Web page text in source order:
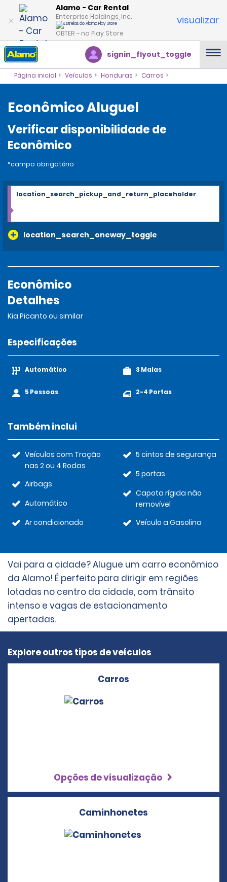
Alamo - Car Rental
Enterprise Holdings, Inc.
OBTER – na Play Store
visualizar
signin_flyout_toggle
Página inicial Veículos Honduras Carros
Econômico Aluguel
Verificar disponibilidade de
Econômico
*campo obrigatório
location_search_oneway_toggle
location_search_pickup_and_return_placeholder
Econômico
Detalhes
Kia Picanto ou similar
Especificações
Automático
5 Pessoas
3 Malas
2-4 Portas
Também inclui
Veículos com Tração
nas 2 ou 4 Rodas
Airbags
Automático
Ar condicionado
5 cintos de segurança
5 portas
Capota rígida não
removível
Veículo a Gasolina
Vai para a cidade? Alugue um carro econômico
da Alamo! É perfeito para dirigir em regiões
lotadas no centro da cidade, com trânsito
intenso e vagas de estacionamento
apertadas.
Explore outros tipos de veículos
Carros
Opções de visualização
Caminhonetes